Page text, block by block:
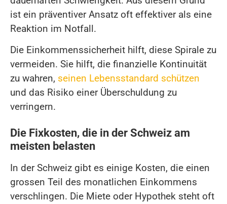
ist ein präventiver Ansatz oft effektiver als eine
Reaktion im Notfall.
Die Einkommenssicherheit hilft, diese Spirale zu
vermeiden. Sie hilft, die finanzielle Kontinuität
zu wahren, seinen Lebensstandard schützen
und das Risiko einer Überschuldung zu
verringern.
Die Fixkosten, die in der Schweiz am
meisten belasten
In der Schweiz gibt es einige Kosten, die einen
grossen Teil des monatlichen Einkommens
verschlingen. Die Miete oder Hypothek steht oft